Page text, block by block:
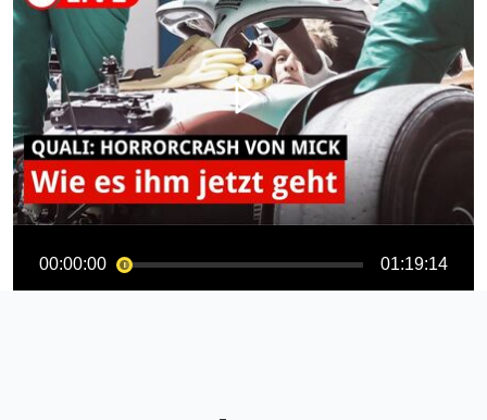
00:00:00 01:19:14